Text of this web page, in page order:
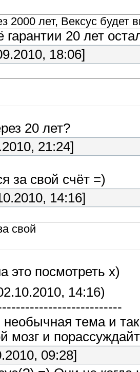
2000 лет, Вексус будет
20 лет
18:06]
20 лет?
21:24]
за свой счёт =)
14:16]
свой
это посмотреть х)
14:16)
необычная тема и
мозг и
09:28]